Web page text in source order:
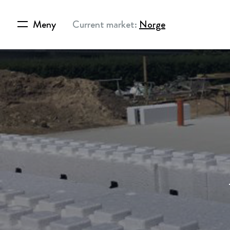
Meny Current market:Norge